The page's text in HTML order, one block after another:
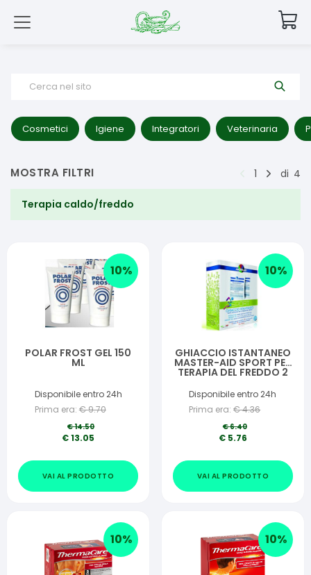
Cerca nel sito
Cosmetici Igiene Integratori Veterinaria
MOSTRA FILTRI 1 di 4
Terapia caldo/freddo
10%
POLAR FROST GEL 150
ML
Disponibile entro 24h
Prima era: €9.70
€14.50
€13.05
VAI AL PRODOTTO
10%
GHIACCIO ISTANTANEO
MASTER-AID SPORT PER
TERAPIA DEL FREDDO 2
Disponibile entro 24h
Prima era: €4.36
€6.40
€ 5.76
VAI AL PRODOTTO
10% 10%